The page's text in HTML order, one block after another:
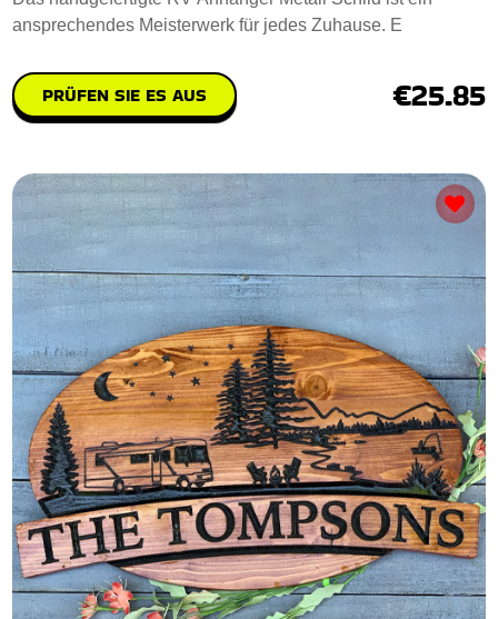
ansprechendes Meisterwerk für jedes Zuhause. E
PRÜFEN SIE ES AUS €25.85